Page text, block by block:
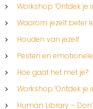
Workshop ‘Ontdek
Waarom jezelf beter
Houden van jezelf
Pesten en
Hoe gaat het met je?
Workshop ‘Ontdek je
Human Library –